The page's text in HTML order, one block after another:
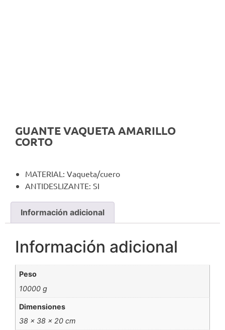
GUANTE VAQUETA AMARILLO
CORTO
MATERIAL: Vaqueta/cuero
ANTIDESLIZANTE: SI
Información adicional
Información adicional
Peso
10000 g
Dimensiones
38 × 38 × 20 cm